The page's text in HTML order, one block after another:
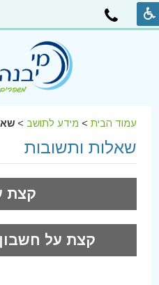
עמוד הבית> מידע לתושב >
שאלות ותשובות
קצת
קצת על